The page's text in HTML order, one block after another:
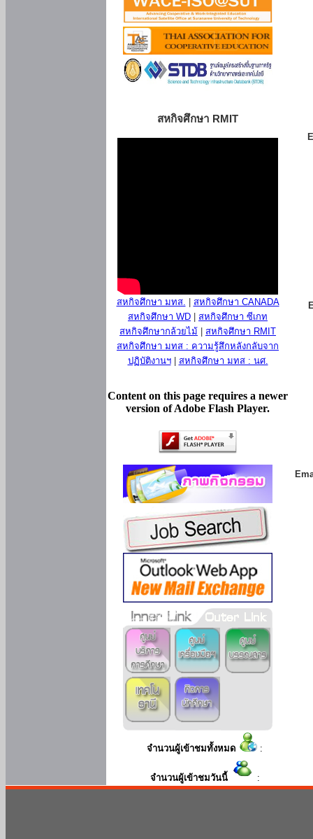
สหกิจศึกษา RMIT
สหกิจศึกษา มทส.
สหกิจศึกษา CANADA
สหกิจศึกษา WD
สหกิจศึกษา ซีเกท
สหกิจศึกษากล้วยไม้
สหกิจศึกษา RMIT
สหกิจศึกษา มทส : ความรู้สึกหลังกลับจาก
ปฏิบัติงานฯ| สหกิจศึกษา มทส : นศ.
Content on this page requires a newer
version of Adobe Flash Player.
จำนวนผู้เข้าชมทั้งหมด :
จำนวนผู้เข้าชมวันนี้ :